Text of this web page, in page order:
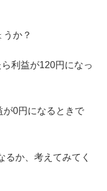
か？
利益が120円になっ
が0円になるときで
るか、考えてみてく